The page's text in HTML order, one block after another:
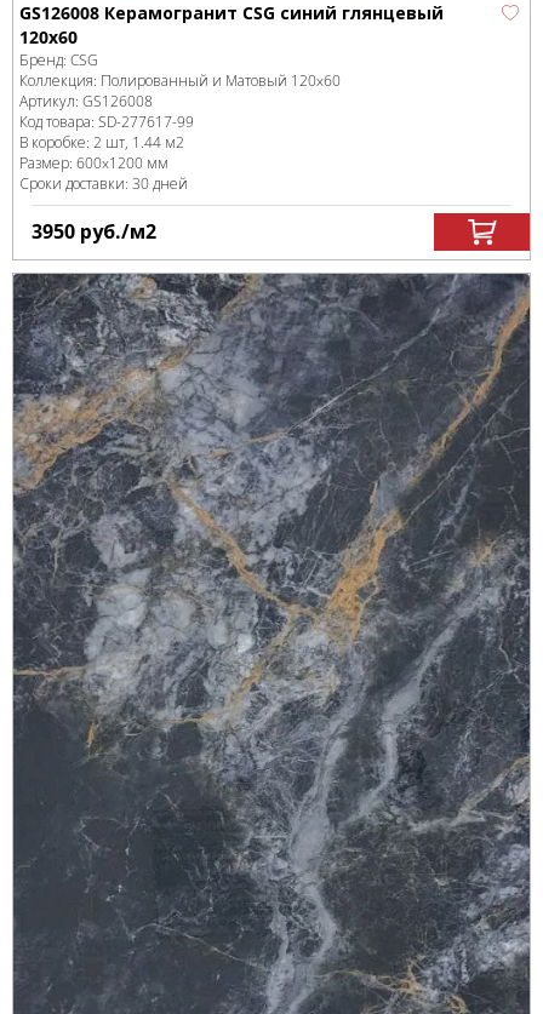
GS126008 Керамогранит CSG синий глянцевый
120x60
Бренд: CSG
Коллекция: Полированный и Матовый 120x60
Артикул: GS126008
Код товара: SD-277617-99
В коробке: 2 шт, 1.44 м2
Размер: 600x1200 мм
Сроки доставки: 30 дней
3950 руб./м2